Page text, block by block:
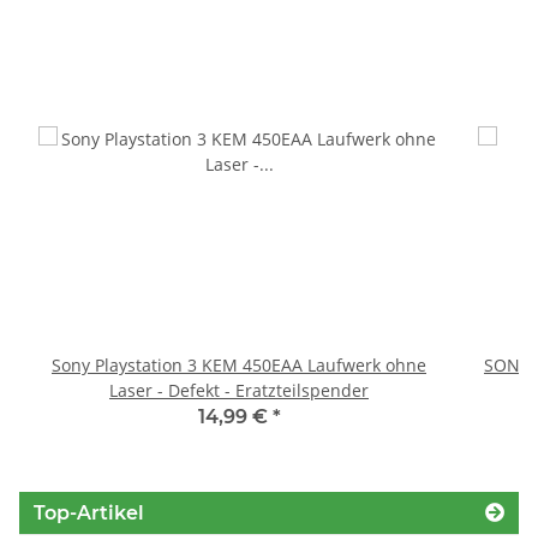
Sony Playstation 3 KEM 450EAA Laufwerk ohne
Laser - Defekt - Eratzteilspender
14,99 € *
Top-Artikel